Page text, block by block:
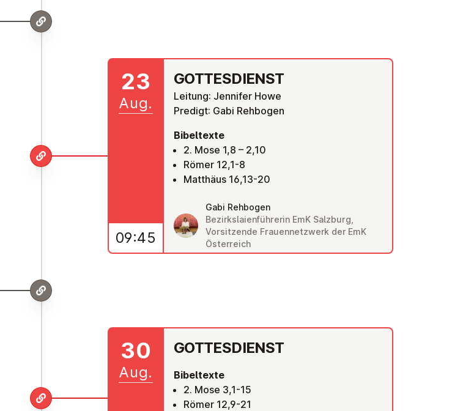
GOT­TES­DIENST
Leitung: Jennifer Howe
Predigt: Gabi Rehbogen
Bibeltexte
2. Mose 1,8 – 2,10
Römer 12,1-8
Matthäus 16,13-20
Gabi Rehbogen
Bezirkslaienführerin EmK Salzburg,
Vorsitzende Frauennetzwerk der EmK
Österreich
23
Aug.
09:45
GOT­TES­DIENST
Bibeltexte
2. Mose 3,1-15
Römer 12,9-21
30
Aug.